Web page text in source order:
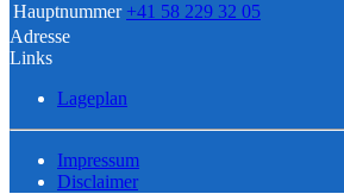
Hauptnummer +41 58 229 32 05
Adresse
Links
Lageplan
Impressum
Disclaimer